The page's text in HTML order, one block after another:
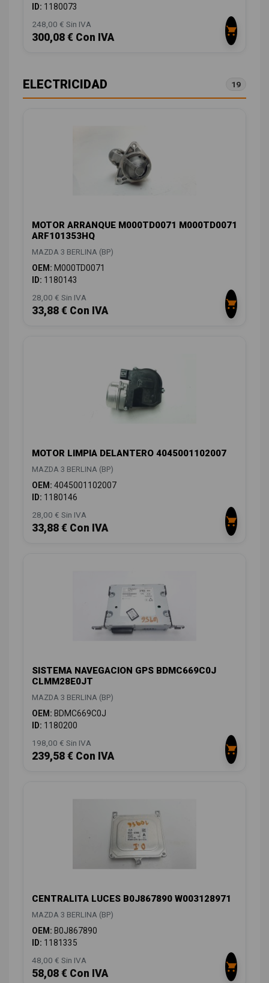
ID: 1180073
248,00 € Sin IVA
300,08 € Con IVA
ELECTRICIDAD 19
MOTOR ARRANQUE M000TD0071 M000TD0071
ARF101353HQ
MAZDA 3 BERLINA (BP)
OEM: M000TD0071
ID: 1180143
28,00 € Sin IVA
33,88 € Con IVA
MOTOR LIMPIA DELANTERO 4045001102007
MAZDA 3 BERLINA (BP)
OEM: 4045001102007
ID: 1180146
28,00 € Sin IVA
33,88 € Con IVA
SISTEMA NAVEGACION GPS BDMC669C0J
CLMM28E0JT
MAZDA 3 BERLINA (BP)
OEM: BDMC669C0J
ID: 1180200
198,00 € Sin IVA
239,58 € Con IVA
CENTRALITA LUCES B0J867890 W003128971
MAZDA 3 BERLINA (BP)
OEM: B0J867890
ID: 1181335
48,00 € Sin IVA
58,08 € Con IVA